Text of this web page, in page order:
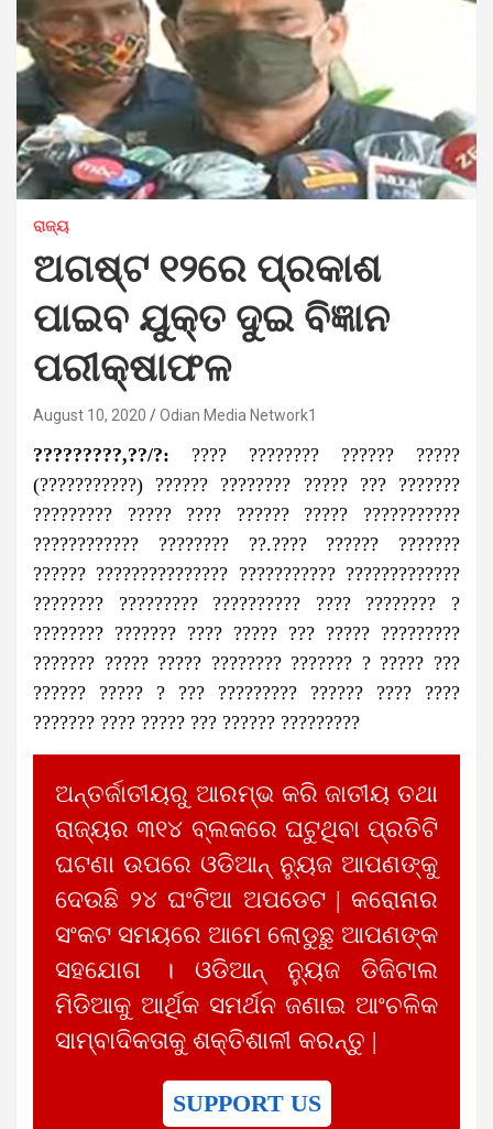
ରାଜ୍ୟ
ଅଗଷ୍ଟ ୧୨ରେ ପ୍ରକାଶ
ପାଇବ ଯୁକ୍ତ ଦୁଇ ବିଜ୍ଞାନ
ପରୀକ୍ଷାଫଳ
August 10, 2020 Odian Media Network1
?????????,??/?: ???? ???????? ?????? ?????
(???????????) ?????? ???????? ????? ??? ???????
????????? ????? ???? ?????? ????? ???????????
???????????? ???????? ??.???? ?????? ???????
?????? ??????????????? ??????????? ?????????????
???????? ????????? ?????????? ???? ???????? ?
???????? ??????? ???? ????? ??? ????? ?????????
??????? ????? ????? ???????? ??????? ? ????? ???
?????? ????? ? ??? ????????? ?????? ???? ????
??????? ???? ????? ??? ?????? ?????????
ଅନ୍ତର୍ଜାତୀୟରୁ ଆରମ୍ଭ କରି ଜାତୀୟ ତଥା
ରାଜ୍ୟର ୩୧୪ ବ୍ଲକରେ ଘଟୁଥିବା ପ୍ରତିଟି
ଘଟଣା ଉପରେ ଓଡିଆନ୍ ନ୍ୟୁଜ ଆପଣଙ୍କୁ
ଦେଉଛି ୨୪ ଘଂଟିଆ ଅପଡେଟ | କରୋନାର
ସଂକଟ ସମୟରେ ଆମେ ଲୋଡୁଛୁ ଆପଣଙ୍କ
ସହଯୋଗ । ଓଡିଆନ୍ ନ୍ୟୁଜ ଡିଜିଟାଲ
ମିଡିଆକୁ ଆର୍ଥିକ ସମର୍ଥନ ଜଣାଇ ଆଂଚଳିକ
ସାମ୍ବାଦିକତାକୁ ଶକ୍ତିଶାଳୀ କରନ୍ତୁ |
SUPPORT US